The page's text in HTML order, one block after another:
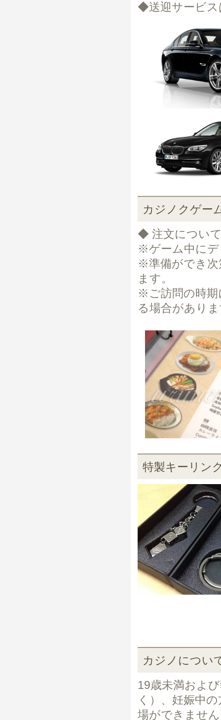
◆送迎サービス
カジノクゲー
◆ 注文につい
※ゲーム中にデ
※準備ができ次
ます。
※ご訪問の時期
る場合があり
特製キーリン
カジノについ
19歳未満およ
く）、妊娠中
場ができませ